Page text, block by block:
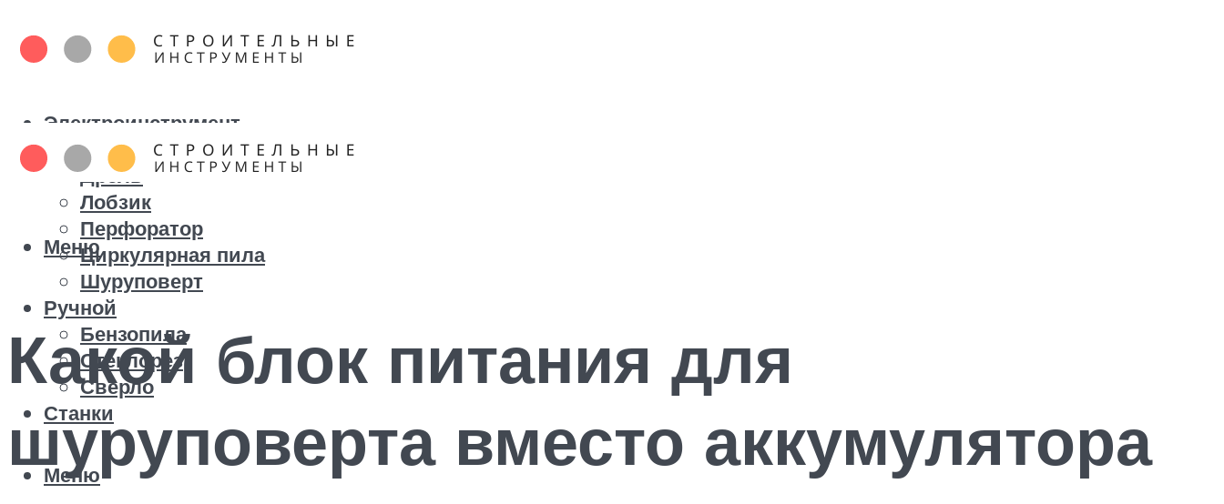
Электроинструмент
Болгарка
Дрель
Лобзик
Перфоратор
Циркулярная пила
Шуруповерт
Ручной
Бензопила
Стеклорез
Сверло
Станки
Меню
Меню
Какой блок питания для
шуруповерта вместо аккумулятора